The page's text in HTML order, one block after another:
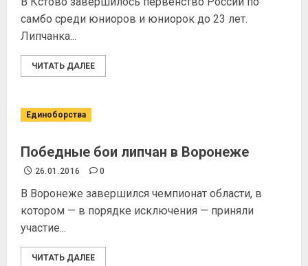
самбо среди юниоров и юниорок до 23 лет.
Липчанка...
ЧИТАТЬ ДАЛЕЕ
Единоборства
Победные бои липчан в Воронеже
26.01.2016 0
В Воронеже завершился чемпионат области, в
котором — в порядке исключения — приняли
участие...
ЧИТАТЬ ДАЛЕЕ